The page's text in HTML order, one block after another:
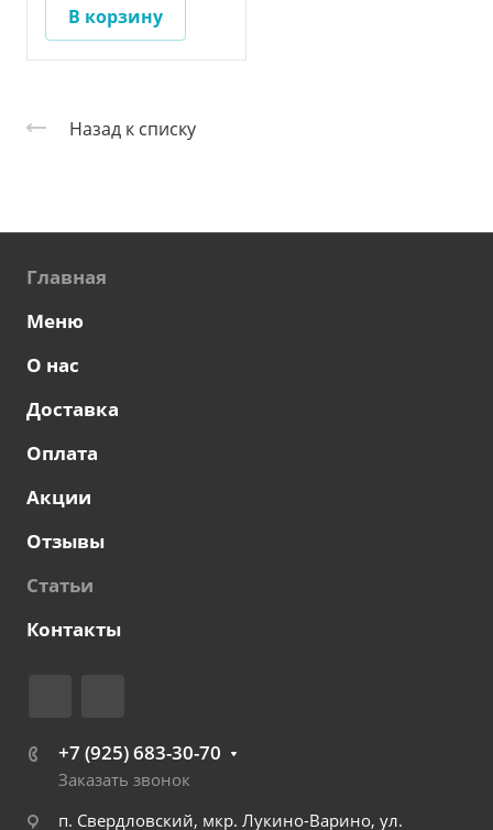
В корзину
Назад к списку
Главная
Меню
О нас
Доставка
Оплата
Акции
Отзывы
Статьи
Контакты
+7 (925) 683-30-70
Заказать звонок
п. Свердловский, мкр. Лукино-Варино, ул.